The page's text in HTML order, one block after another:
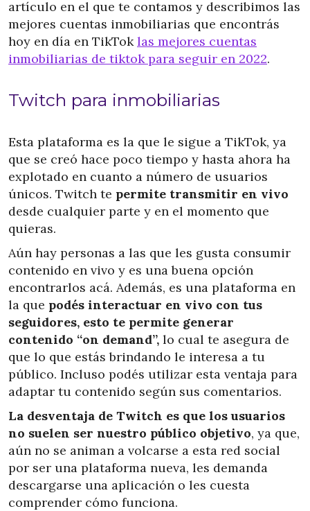
artículo en el que te contamos y describimos las
mejores cuentas inmobiliarias que encontrás
hoy en día en TikToklas mejores cuentas
inmobiliarias de tiktok para seguir en 2022.
Twitch para inmobiliarias
Esta plataforma es la que le sigue a TikTok, ya
que se creó hace poco tiempo y hasta ahora ha
explotado en cuanto a número de usuarios
únicos. Twitch te permite transmitir en vivo
desde cualquier parte y en el momento que
quieras.
Aún hay personas a las que les gusta consumir
contenido en vivo y es una buena opción
encontrarlos acá. Además, es una plataforma en
la que podés interactuar en vivo con tus
seguidores, esto te permite generar
contenido “on demand”, lo cual te asegura de
que lo que estás brindando le interesa a tu
público. Incluso podés utilizar esta ventaja para
adaptar tu contenido según sus comentarios.
La desventaja de Twitch es que los usuarios
no suelen ser nuestro público objetivo, ya que,
aún no se animan a volcarse a esta red social
por ser una plataforma nueva, les demanda
descargarse una aplicación o les cuesta
comprender cómo funciona.